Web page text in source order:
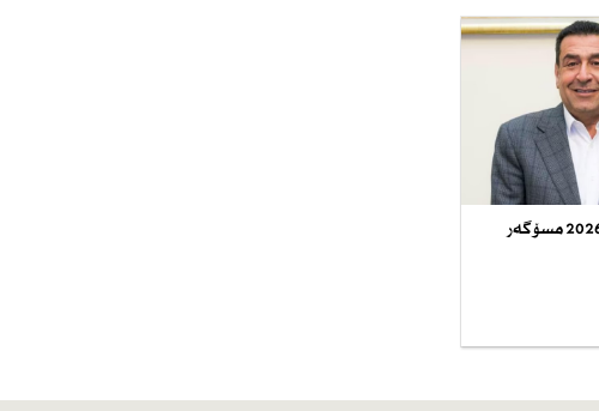
ریاز تەمیمی: موچەی ساڵی 2026 مسۆگەر